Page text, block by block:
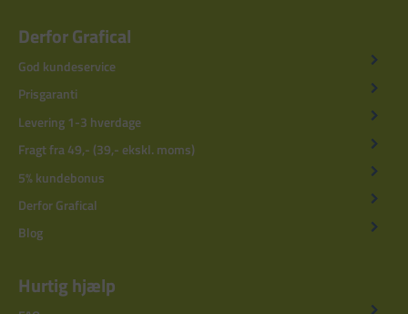
Derfor Grafical
God kundeservice
Prisgaranti
Levering 1-3 hverdage
Fragt fra 49,- (39,- ekskl. moms)
5% kundebonus
Derfor Grafical
Blog
Hurtig hjælp